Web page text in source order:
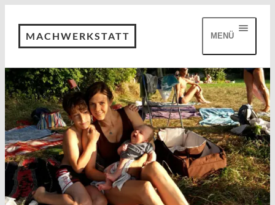
MACHWERKSTATT MENÜ